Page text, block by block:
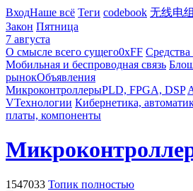
ВходНаше всё Теги codebook 无线电
Закон Пятница
7 августа
О смысле всего сущего0xFF
Мобильная и беспроводная связь
рынокОбъявления
МикроконтроллерыPLD, FPGA, DSP
VТехнологии Кибернетика,
платы, компоненты
1547033 Топик полностью